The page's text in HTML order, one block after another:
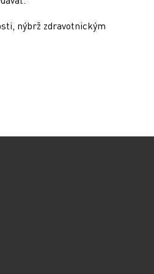
nýbrž zdravotnickým